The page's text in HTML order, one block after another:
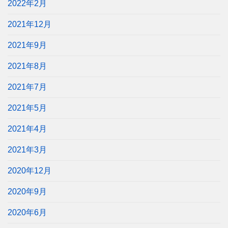
2022年2月
2021年12月
2021年9月
2021年8月
2021年7月
2021年5月
2021年4月
2021年3月
2020年12月
2020年9月
2020年6月